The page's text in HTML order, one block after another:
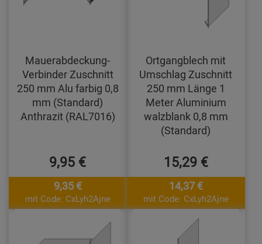
Mauerabdeckung-
Verbinder Zuschnitt
250 mm Alu farbig 0,8
mm (Standard)
Anthrazit (RAL7016)
9,95 €
9,35 €
mit Code: CxLyh2Ajne
Ortgangblech mit
Umschlag Zuschnitt
250 mm Länge 1
Meter Aluminium
walzblank 0,8 mm
(Standard)
15,29 €
14,37 €
mit Code: CxLyh2Ajne